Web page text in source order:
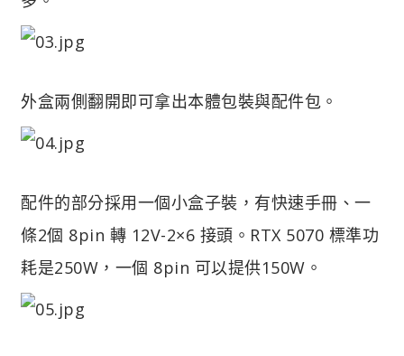
外盒兩側翻開即可拿出本體包裝與配件包。
配件的部分採用一個小盒子裝，有快速手冊、一
條2個 8pin 轉 12V-2×6 接頭。RTX 5070 標準功
耗是250W，一個 8pin 可以提供150W。